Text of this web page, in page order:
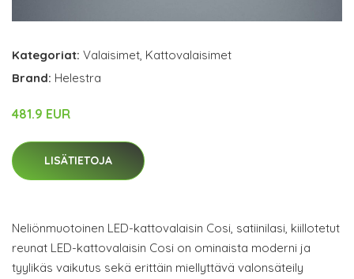
Kategoriat: Valaisimet, Kattovalaisimet
Brand: Helestra
481.9 EUR
LISÄTIETOJA
Neliönmuotoinen LED-kattovalaisin Cosi, satiinilasi, kiillotetut
reunat LED-kattovalaisin Cosi on ominaista moderni ja
tyylikäs vaikutus sekä erittäin miellyttävä valonsäteily